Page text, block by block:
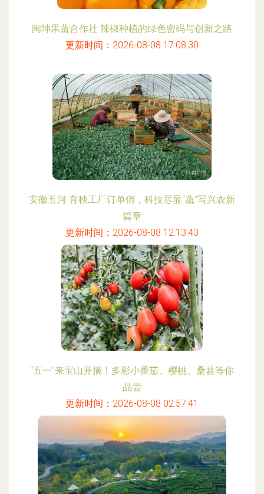
闽坤果蔬合作社 辣椒种植的绿色密码与创新之路
更新时间：2026-08-08 17:08:30
安徽五河 育秧工厂订单俏，科技尽显“蔬”写兴农新
篇章
更新时间：2026-08-08 12:13:43
“五一”来宝山开摘！多彩小番茄、樱桃、桑葚等你
品尝
更新时间：2026-08-08 02:57:41